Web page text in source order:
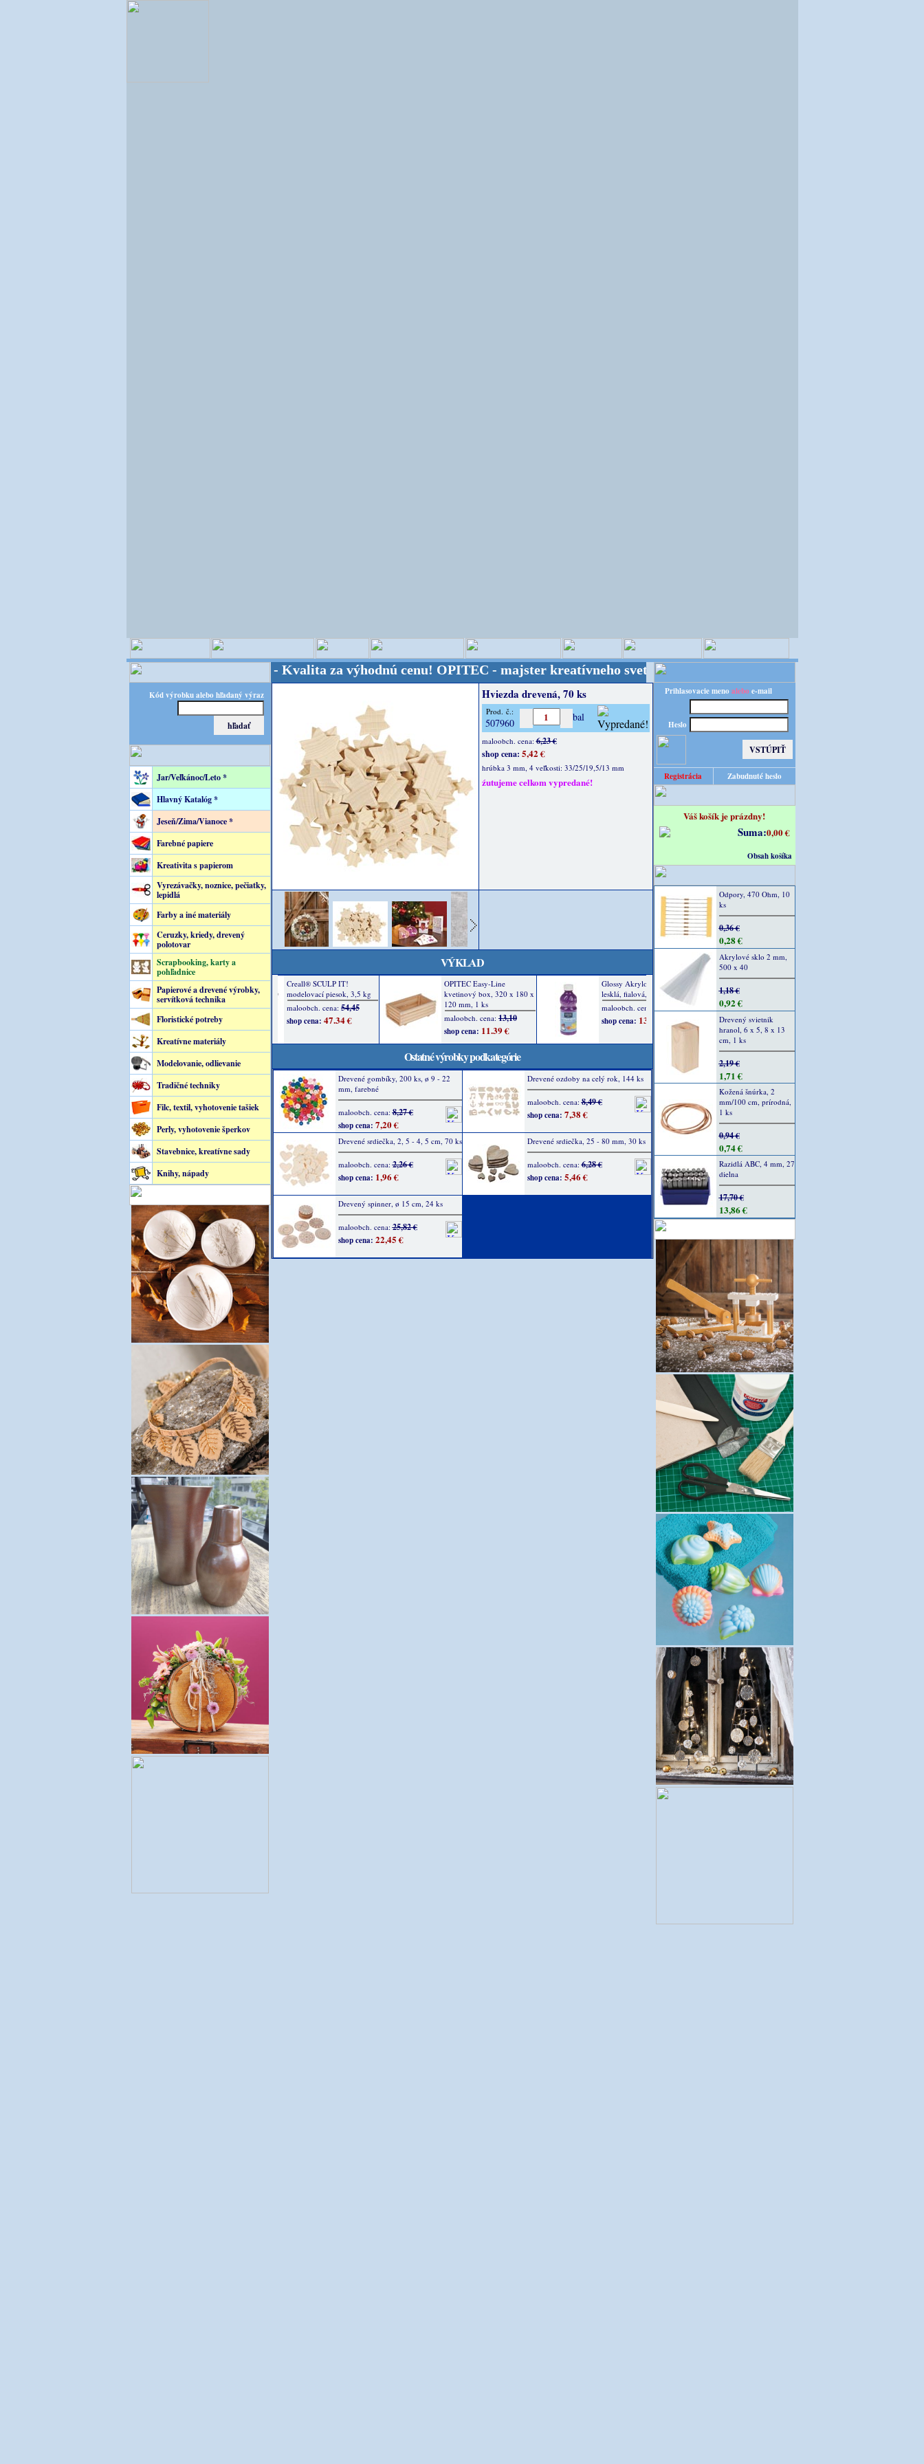
Kód výrobku alebo hľadaný výraz
Jar/Veľkánoc/Leto *
Hlavný Katalóg *
Jeseň/Zima/Vianoce *
Farebné papiere
Kreativita s papierom
Vyrezávačky, noznice, pečiatky,
lepidlá
Farby a iné materiály
Ceruzky, kriedy, drevený
polotovar
Scrapbooking, karty a
pohľadnice
Papierové a drevené výrobky,
servítková technika
Floristické potreby
Kreatívne materiály
Modelovanie, odlievanie
Tradičné techniky
Filc, textil, vyhotovenie tašiek
Perly, vyhotovenie šperkov
Stavebnice, kreatívne sady
Knihy, nápady
OPITEC - majster kreatívneho sveta - Kvalita za výhodnú cenu! OPITEC - majster kreatívneho sveta - Kvalita za výhodnú cenu!
Hviezda drevená, 70 ks
Prod. č.:
507960 bal
maloobch. cena:6,23 €
shop cena: 5,42 €
hrúbka 3 mm, 4 veľkosti: 33/25/19,5/13 mm
źutujeme celkom vypredané!
VÝKLAD
Ostatné výrobky podkategórie
Drevené gombíky, 200 ks, ø 9 - 22
mm, farebné
maloobch. cena:8,27 €
shop cena: 7,20 €
Drevené ozdoby na celý rok, 144 ks
maloobch. cena:8,49 €
shop cena: 7,38 €
Drevené srdiečka, 2, 5 - 4, 5 cm, 70 ks
maloobch. cena:2,26 €
shop cena: 1,96 €
Drevené srdiečka, 25 - 80 mm, 30 ks
maloobch. cena:6,28 €
shop cena: 5,46 €
Drevený spinner, ø 15 cm, 24 ks
maloobch. cena:25,82 €
shop cena: 22,45 €
Prihlasovacie meno alebo e-mail
Heslo
Registrácia Zabudnuté heslo
Váš košík je prázdny!
Suma:0,00 €
Obsah košíka
Odpory, 470 Ohm, 10
ks
0,36 €
0,28 €
Akrylové sklo 2 mm,
500 x 40
1,18 €
0,92 €
Drevený svietnik
hranol, 6 x 5, 8 x 13
cm, 1 ks
2,19 €
1,71 €
Kožená šnúrka, 2
mm/100 cm, prírodná,
1 ks
0,94 €
0,74 €
Razidlá ABC, 4 mm, 27
dielna
17,70 €
13,86 €